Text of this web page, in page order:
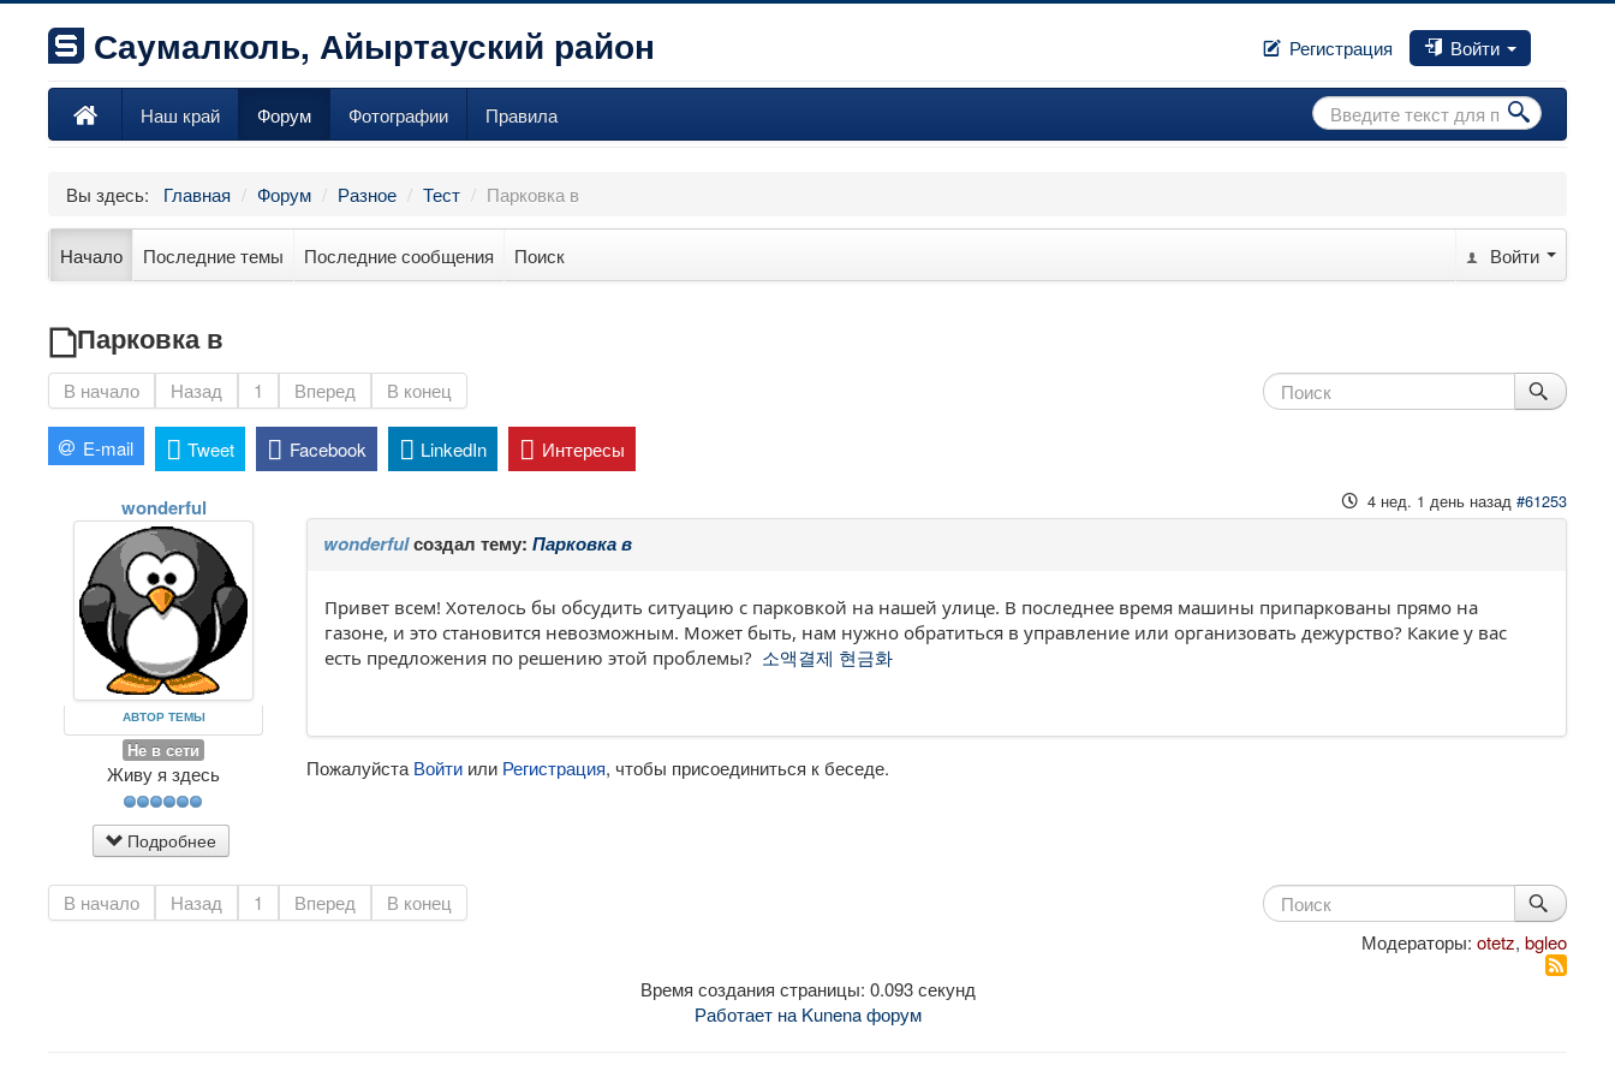
Саумалколь, Айыртауский район Регистрация Войти
Наш край Форум Фотографии Правила Искать...
Вы здесь: Главная / Форум / Разное / Тест / Парковка в
Начало Последние темы Последние сообщения Поиск Войти
Парковка в
В начало Назад 1 Вперед В конец
E-mail Tweet Facebook LinkedIn Интересы
wonderful
АВТОР ТЕМЫ
Не в сети
Живу я здесь
Подробнее
4 нед. 1 день назад #61253
wonderfulсоздал тему:Парковка в
Привет всем! Хотелось бы обсудить ситуацию с парковкой на нашей улице. В последнее время машины припаркованы прямо на
газоне, и это становится невозможным. Может быть, нам нужно обратиться в управление или организовать дежурство? Какие у вас
есть предложения по решению этой проблемы? 소액결제 현금화
Пожалуйста Войти или Регистрация, чтобы присоединиться к беседе.
В начало Назад 1 Вперед
В конец
Модераторы: otetz, bgleo
Время создания страницы: 0.093 секунд
Работает на Kunena форум